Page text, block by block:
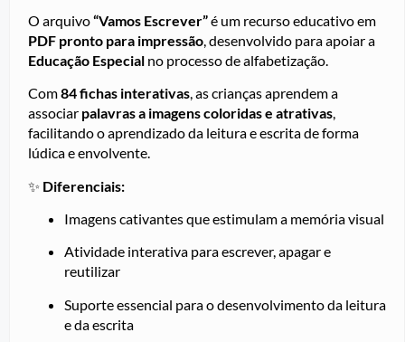
O arquivo“Vamos Escrever”é um recurso educativo em
PDF pronto para impressão, desenvolvido para apoiar a
Educação Especial no processo de alfabetização.
Com84 fichas interativas, as crianças aprendem a
associar palavras a imagens coloridas e atrativas,
facilitando o aprendizado da leitura e escrita de forma
lúdica e envolvente.
✨ Diferenciais:
Imagens cativantes que estimulam a memória visual
Atividade interativa para escrever, apagar e
reutilizar
Suporte essencial para o desenvolvimento da leitura
e da escrita